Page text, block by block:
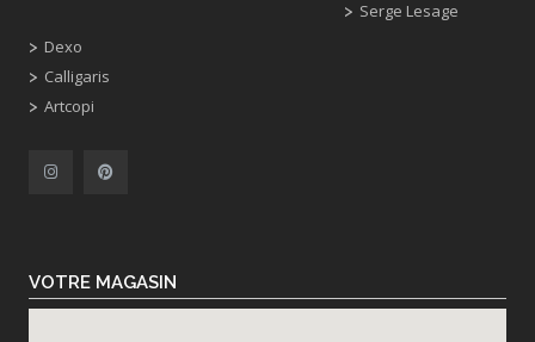
Dexo
Calligaris
Artcopi
Serge Lesage
VOTRE MAGASIN